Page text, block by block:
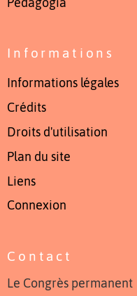
Informations
Informations légales
Crédits
Droits d'utilisation
Plan du site
Liens
Connexion
Contact
Le Congrès permanent